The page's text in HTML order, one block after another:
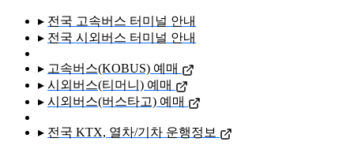
▸ 전국 고속버스 터미널 안내
▸ 전국 시외버스 터미널 안내
▸ 고속버스(KOBUS) 예매
▸ 시외버스(티머니) 예매
▸ 시외버스(버스타고) 예매
▸ 전국 KTX, 열차/기차 운행정보